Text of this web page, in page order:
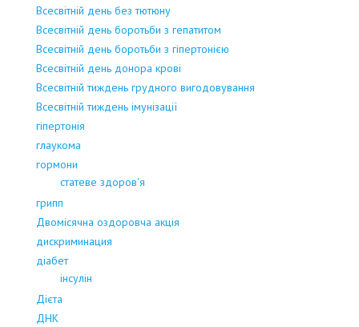
Всесвітній день без тютюну
Всесвітній день боротьби з гепатитом
Всесвітній день боротьби з гіпертонією
Всесвітній день донора крові
Всесвітній тиждень грудного вигодовування
Всесвітній тиждень імунізації
гіпертонія
глаукома
гормони
статеве здоров'я
грипп
Двомісячна оздоровча акція
дискриминация
діабет
інсулін
Дієта
ДНК